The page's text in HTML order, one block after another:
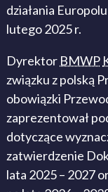
działania
lutego 2025 r.
Dyrektor BMWP
związku z polską
obowiązki
zaprezentował
dotyczące
zatwierdzenie
lata 2025 – 2027